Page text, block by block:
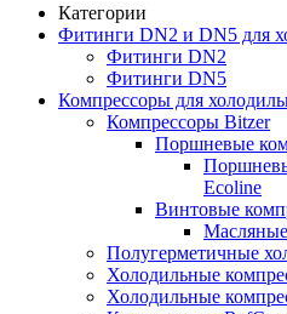
Категории
Фитинги DN2 и DN5 для
Фитинги DN2
Фитинги DN5
Компрессоры для
Компрессоры Bitzer
Поршневые
Ecoline
Винтовые
Полугерметичные
Холодильные
Холодильные